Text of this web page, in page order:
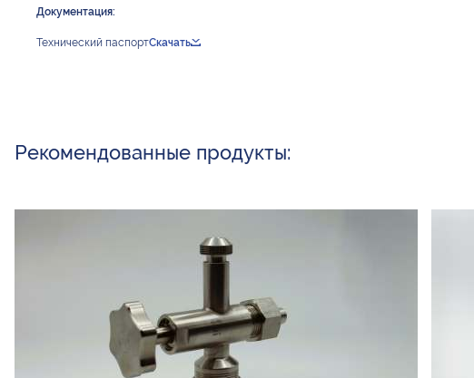
Документация:
Технический паспортСкачать
Рекомендованные продукты: